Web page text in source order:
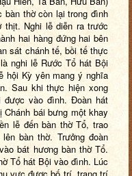
bàn thờ còn lại trong đình
thịt. Nghi lễ diễn ra trước
hai hàng đứng hai bên
sát chánh tế, bồi tế thực
nghi lễ Rước Tổ hát Bội
hội Kỳ yên mang ý nghĩa
Sau khi thực hiện xong
được vào đình. Đoàn hát
bái bưng một khay
lễ đến bàn thờ Tổ, trao
bàn thờ. Trưởng đoàn
bát hương bàn thờ Tổ.
Tổ hát Bội vào đình. Lúc